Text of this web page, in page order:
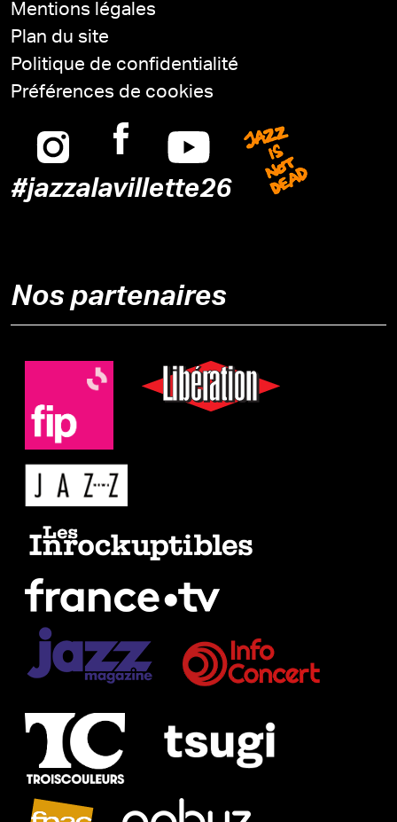
Mentions légales
Plan du site
Politique de confidentialité
Préférences de cookies
Instagram
FacebookYoutube
#jazzalavillette26
Jazz is
Nos partenaires